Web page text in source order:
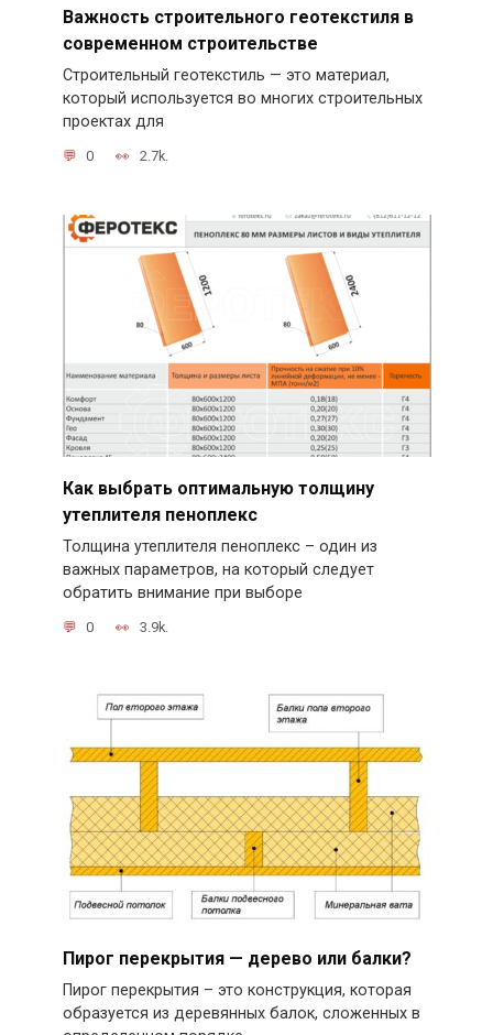
Важность строительного геотекстиля в
современном строительстве
Строительный геотекстиль — это материал,
который используется во многих строительных
проектах для
0 2.7k.
Как выбрать оптимальную толщину
утеплителя пеноплекс
Толщина утеплителя пеноплекс – один из
важных параметров, на который следует
обратить внимание при выборе
0 3.9k.
Пирог перекрытия — дерево или балки?
Пирог перекрытия – это конструкция, которая
образуется из деревянных балок, сложенных в